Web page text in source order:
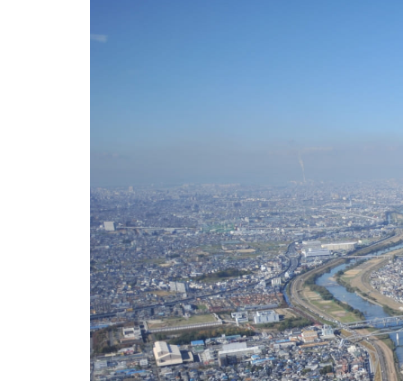
賃貸管理とは、単に
賃料設定・入居促進・入居